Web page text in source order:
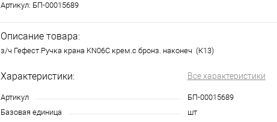
Артикул: БП-00015689
Описание товара:
з/ч Гефест Ручка крана KN06C крем.с бронз. наконеч (К13)
Характеристики: Все характеристики
Артикул
БП-00015689
Базовая единица
шт